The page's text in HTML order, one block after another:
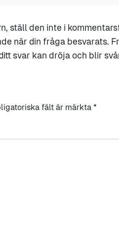
ställ den inte i
när din fråga besvarats.
svar kan dröja och blir
fält är märkta *